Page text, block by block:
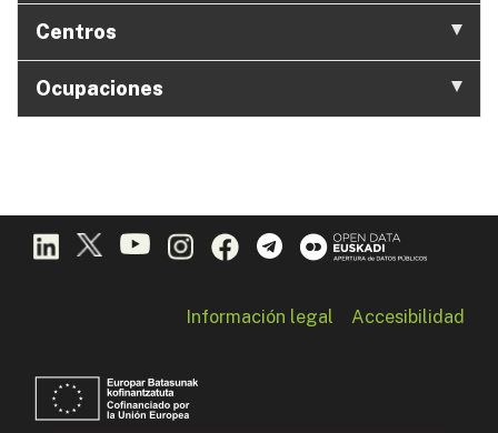
Centros
Ocupaciones
Información legal Accesibilidad